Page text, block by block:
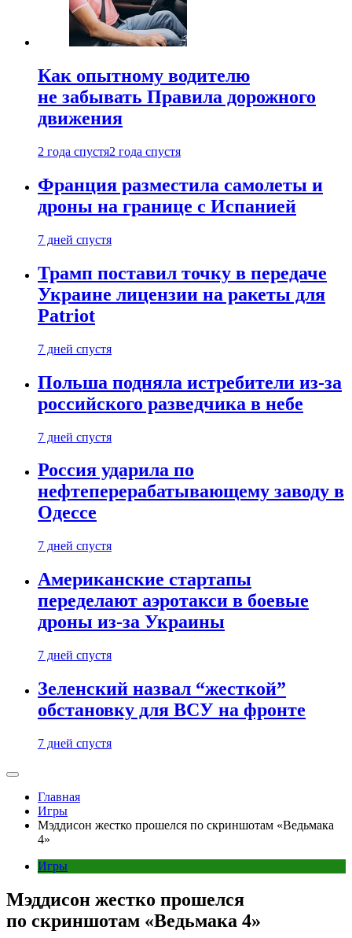
Как опытному водителю
не забывать Правила дорожного
движения
2 года спустя2 года спустя
Франция разместила самолеты и
дроны на границе с Испанией
7 дней спустя
Трамп поставил точку в передаче
Украине лицензии на ракеты для
Patriot
7 дней спустя
Польша подняла истребители из-за
российского разведчика в небе
7 дней спустя
Россия ударила по
нефтеперерабатывающему заводу в
Одессе
7 дней спустя
Американские стартапы
переделают аэротакси в боевые
дроны из-за Украины
7 дней спустя
Зеленский назвал “жесткой”
обстановку для ВСУ на фронте
7 дней спустя
Главная
Игры
Мэддисон жестко прошелся по скриншотам «Ведьмака
4»
Игры
Мэддисон жестко прошелся
по скриншотам «Ведьмака 4»